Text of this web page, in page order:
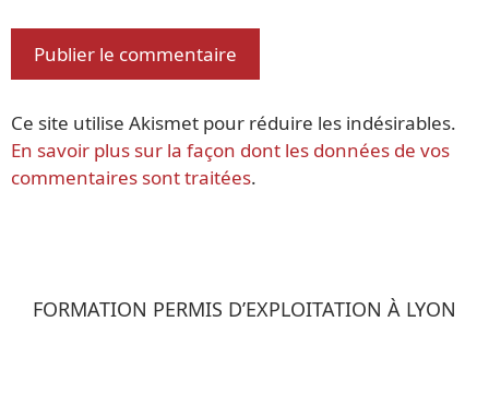
Ce site utilise Akismet pour réduire les indésirables.
En savoir plus sur la façon dont les données de vos
commentaires sont traitées.
FORMATION PERMIS D’EXPLOITATION À LYON